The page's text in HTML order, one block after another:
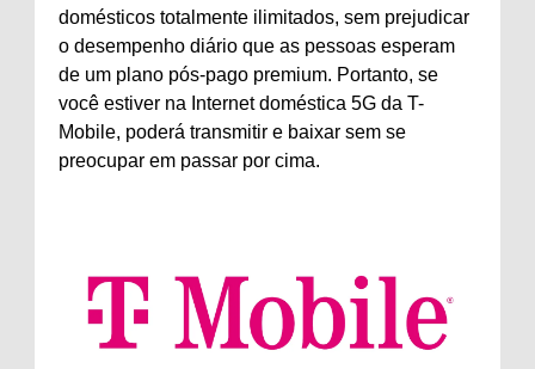
domésticos totalmente ilimitados, sem prejudicar
o desempenho diário que as pessoas esperam
de um plano pós-pago premium. Portanto, se
você estiver na Internet doméstica 5G da T-
Mobile, poderá transmitir e baixar sem se
preocupar em passar por cima.